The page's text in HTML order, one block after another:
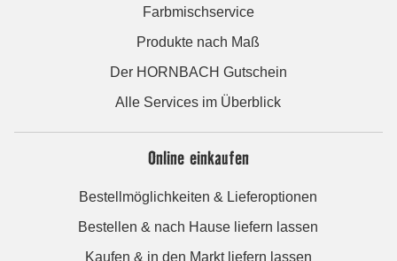
Farbmischservice
Produkte nach Maß
Der HORNBACH Gutschein
Alle Services im Überblick
Online einkaufen
Bestellmöglichkeiten & Lieferoptionen
Bestellen & nach Hause liefern lassen
Kaufen & in den Markt liefern lassen